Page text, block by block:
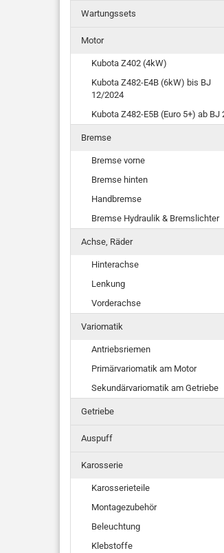
Wartungssets
Motor
Kubota Z402 (4kW)
Kubota Z482-E4B (6kW) bis BJ
12/2024
Kubota Z482-E5B (Euro 5+) ab BJ
Bremse
Bremse vorne
Bremse hinten
Handbremse
Bremse Hydraulik & Bremslichter
Achse, Räder
Hinterachse
Lenkung
Vorderachse
Variomatik
Antriebsriemen
Primärvariomatik am Motor
Sekundärvariomatik am Getriebe
Getriebe
Auspuff
Karosserie
Karosserieteile
Montagezubehör
Beleuchtung
Klebstoffe